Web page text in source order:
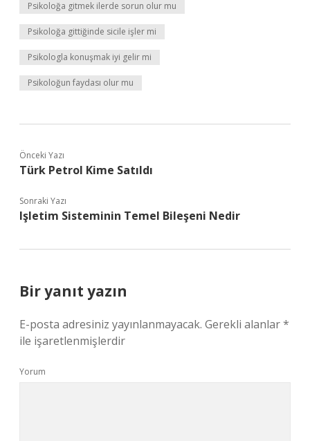
Psikoloğa gitmek ilerde sorun olur mu
Psikoloğa gittiğinde sicile işler mi
Psikologla konuşmak iyi gelir mi
Psikoloğun faydası olur mu
Önceki Yazı
Türk Petrol Kime Satıldı
Sonraki Yazı
Işletim Sisteminin Temel Bileşeni Nedir
Bir yanıt yazın
E-posta adresiniz yayınlanmayacak. Gerekli alanlar*
ile işaretlenmişlerdir
Yorum